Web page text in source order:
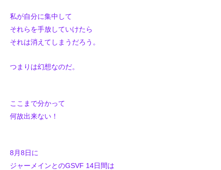
私が自分に集中して
それらを手放していけたら
それは消えてしまうだろう。
つまりは幻想なのだ。
ここまで分かって
何故出来ない！
8月8日に
ジャーメインとのGSVF 14日間は